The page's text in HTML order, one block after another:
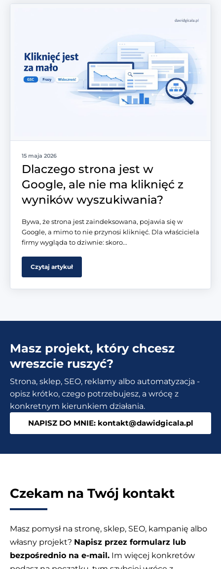
15 maja 2026
Dlaczego strona jest w
Google, ale nie ma kliknięć z
wyników wyszukiwania?
Bywa, że strona jest zaindeksowana, pojawia się w
Google, a mimo to nie przynosi kliknięć. Dla właściciela
firmy wygląda to dziwnie: skoro...
Czytaj artykuł
Masz projekt, który chcesz
wreszcie ruszyć?
Strona, sklep, SEO, reklamy albo automatyzacja -
opisz krótko, czego potrzebujesz, a wrócę z
konkretnym kierunkiem działania.
NAPISZ DO MNIE: kontakt@dawidgicala.pl
Czekam na Twój kontakt
Masz pomysł na stronę, sklep, SEO, kampanię albo
własny projekt? Napisz przez formularz lub
bezpośrednio na e-mail. Im więcej konkretów